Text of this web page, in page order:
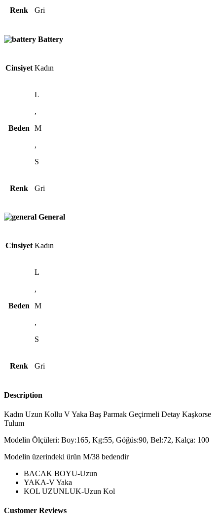
Renk Gri
Battery
Cinsiyet Kadın
Beden
L
,
M
,
S
Renk Gri
General
Cinsiyet Kadın
Beden
L
,
M
,
S
Renk Gri
Description
Kadın Uzun Kollu V Yaka Baş Parmak Geçirmeli Detay Kaşkorse
Tulum
Modelin Ölçüleri: Boy:165, Kg:55, Göğüs:90, Bel:72, Kalça: 100
Modelin üzerindeki ürün M/38 bedendir
BACAK BOYU-Uzun
YAKA-V Yaka
KOL UZUNLUK-Uzun Kol
Customer Reviews